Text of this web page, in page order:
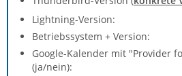
Lightning-Version:
Betriebssystem + Version:
Google-Kalender mit "Provider
(ja/nein):